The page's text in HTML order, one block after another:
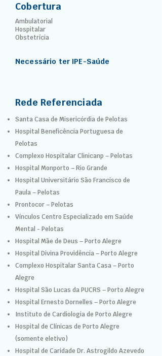
Cobertura
Ambulatorial
Hospitalar
Obstetrícia
Necessário ter IPE-Saúde
Rede Referenciada
Santa Casa de Misericórdia de Pelotas
Hospital Beneficência Portuguesa de
Pelotas
Complexo Hospitalar Clinicanp – Pelotas
Hospital Monporto – Rio Grande
Hospital Universitário São Francisco de
Paula – Pelotas
Prontocor – Pelotas
Vínculos Centro Especializado em Saúde
Mental - Pelotas
Hospital Mãe de Deus – Porto Alegre
Hospital Divina Providência – Porto Alegre
Complexo Hospitalar Santa Casa – Porto
Alegre
Hospital São Lucas da PUCRS – Porto Alegre
Hospital Ernesto Dornelles – Porto Alegre
Instituto de Cardiologia de Porto Alegre
Hospital de Clínicas de Porto Alegre
(somente eletivo)
Hospital de Caridade Dr. Astrogildo Azevedo